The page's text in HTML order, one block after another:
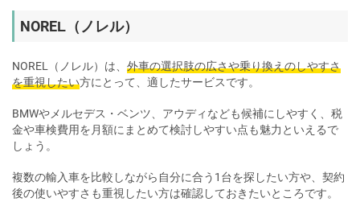
NOREL（ノレル）
NOREL（ノレル）は、 外車の選択肢の広さや乗り換えのしやすさ
を重視したい方にとって、適したサービスです。
BMWやメルセデス・ベンツ、アウディなども候補にしやすく、税
金や車検費用を月額にまとめて検討しやすい点も魅力といえるで
しょう。
複数の輸入車を比較しながら自分に合う1台を探したい方や、契約
後の使いやすさも重視したい方は確認しておきたいところです。